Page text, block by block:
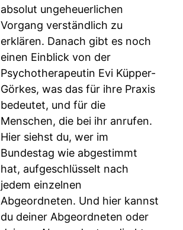
absolut ungeheuerlichen
Vorgang verständlich zu
erklären. Danach gibt es noch
einen Einblick von der
Psychotherapeutin Evi Küpper-
Görkes, was das für ihre Praxis
bedeutet, und für die
Menschen, die bei ihr anrufen.
Hier siehst du, wer im
Bundestag wie abgestimmt
hat, aufgeschlüsselt nach
jedem einzelnen
Abgeordneten. Und hier kannst
du deiner Abgeordneten oder